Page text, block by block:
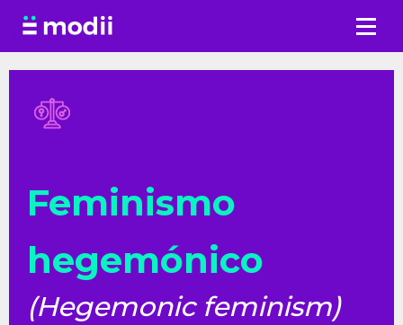
Saltar
al
Feminismo
hegemónico
(Hegemonic feminism)